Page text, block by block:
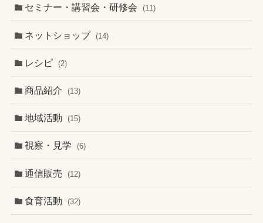
セミナー・講習会・研修会 (11)
ネットショップ (14)
レシピ (2)
商品紹介 (13)
地域活動 (15)
視察・見学 (6)
通信販売 (12)
食育活動 (32)